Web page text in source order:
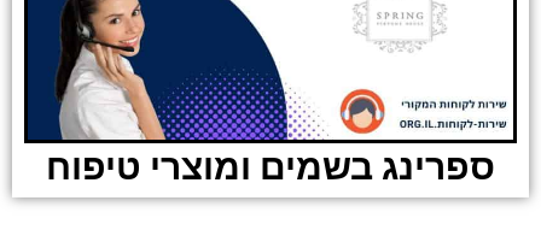
ספרינג בשמים ומוצרי טיפוח